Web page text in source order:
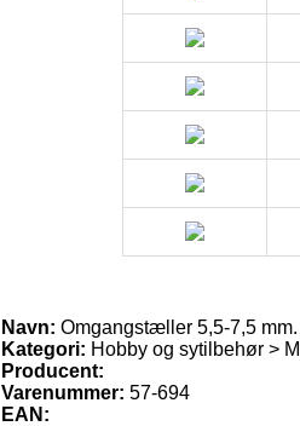
Navn: Omgangstæller 5,5-7,5 mm.
Kategori: Hobby og sytilbehør >
Producent:
Varenummer: 57-694
EAN: